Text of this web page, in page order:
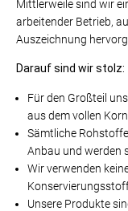
Mittlerweile sind wir
arbeitender Betrieb,
Auszeichnung
Darauf sind wir stolz:
Für den Großteil
aus dem vollen
Sämtliche
Anbau und werden
Wir verwenden
Unsere Produkte